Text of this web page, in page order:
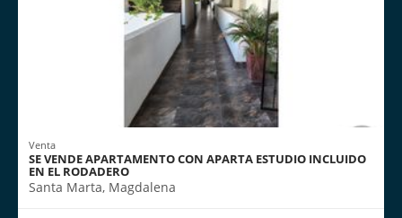
Venta
SE VENDE APARTAMENTO CON APARTA ESTUDIO INCLUIDO
EN EL RODADERO
Santa Marta, Magdalena